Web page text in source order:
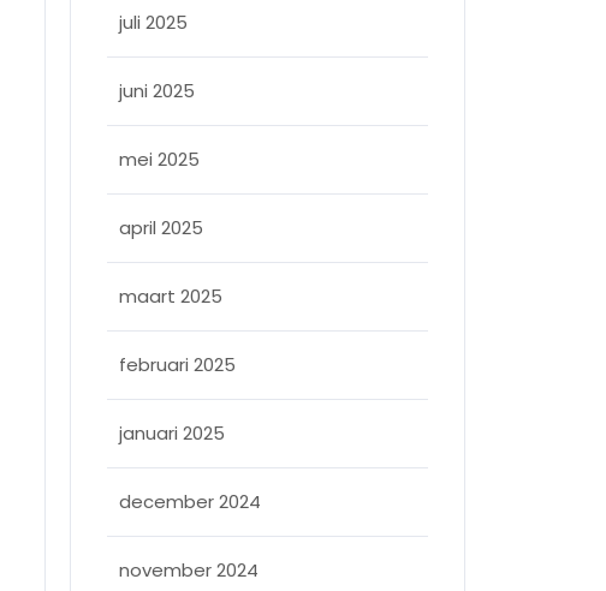
juli 2025
juni 2025
mei 2025
april 2025
maart 2025
februari 2025
januari 2025
december 2024
november 2024